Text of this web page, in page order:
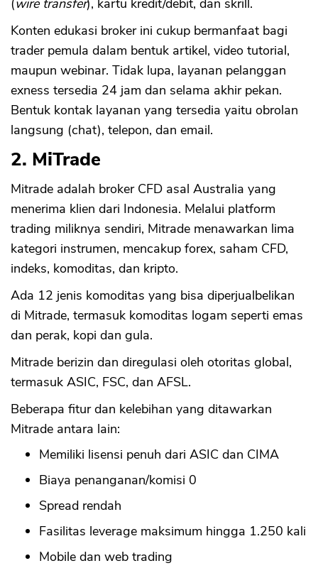
(wire transfer), kartu kredit/debit, dan skrill.
Konten edukasi broker ini cukup bermanfaat bagi
trader pemula dalam bentuk artikel, video tutorial,
maupun webinar. Tidak lupa, layanan pelanggan
exness tersedia 24 jam dan selama akhir pekan.
Bentuk kontak layanan yang tersedia yaitu obrolan
langsung (chat), telepon, dan email.
2. MiTrade
Mitrade adalah broker CFD asal Australia yang
menerima klien dari Indonesia. Melalui platform
trading miliknya sendiri, Mitrade menawarkan lima
kategori instrumen, mencakup forex, saham CFD,
indeks, komoditas, dan kripto.
Ada 12 jenis komoditas yang bisa diperjualbelikan
di Mitrade, termasuk komoditas logam seperti emas
dan perak, kopi dan gula.
Mitrade berizin dan diregulasi oleh otoritas global,
termasuk ASIC, FSC, dan AFSL.
Beberapa fitur dan kelebihan yang ditawarkan
Mitrade antara lain:
Memiliki lisensi penuh dari ASIC dan CIMA
Biaya penanganan/komisi 0
Spread rendah
Fasilitas leverage maksimum hingga 1.250 kali
Mobile dan web trading